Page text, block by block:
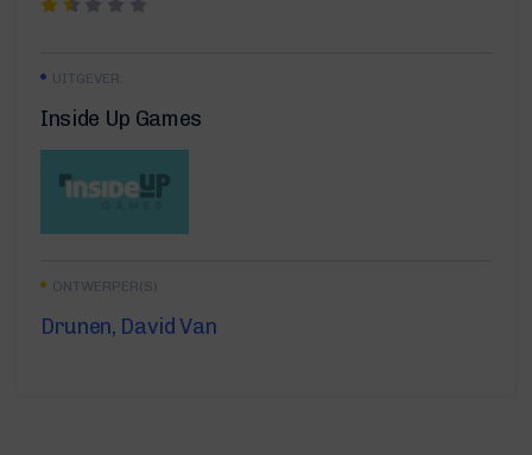
UITGEVER:
Inside Up Games
ONTWERPER(S)
Drunen, David Van